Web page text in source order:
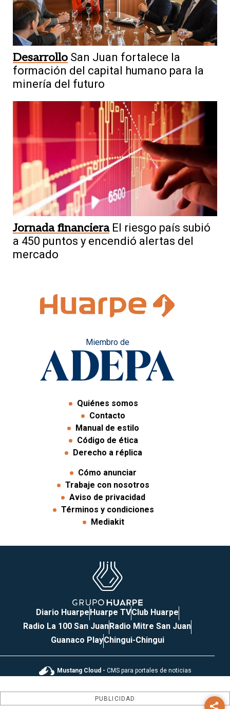
Desarrollo San Juan fortalece la
formación del capital humano para la
minería del futuro
Jornada financiera El riesgo país subió
a 450 puntos y encendió alertas del
mercado
Miembro de
Quiénes somos
Contacto
Manual de estilo
Código de ética
Derecho a réplica
Cómo anunciar
Trabaje con nosotros
Aviso de privacidad
Términos y condiciones
Mediakit
Diario HuarpeHuarpe TVClub Huarpe
Radio La 100 San JuanRadio Mitre San Juan
Guanaco PlayChingui-Chingui
Mustang Cloud - CMS para portales de noticias
PUBLICIDAD